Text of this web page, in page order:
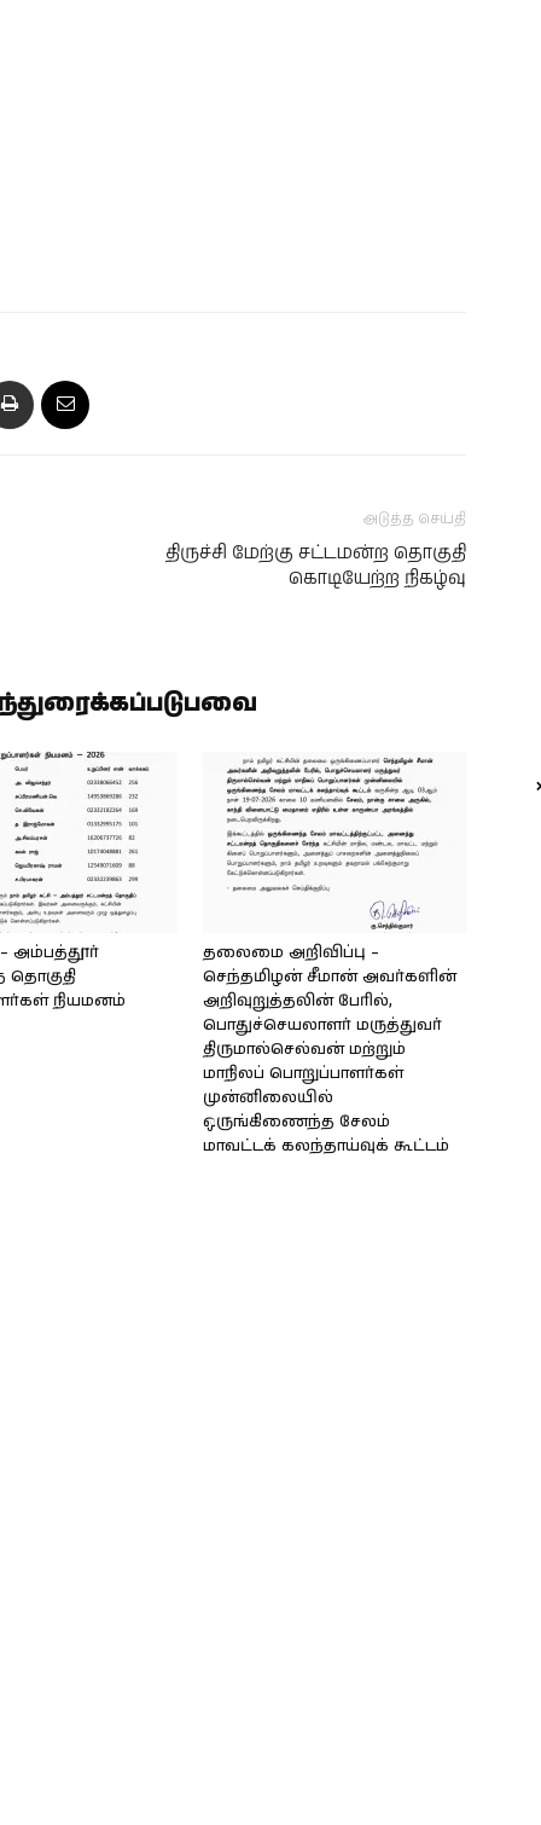
அடுத்த செய்தி
திருச்சி மேற்கு சட்டமன்ற தொகுதி
கொடியேற்ற நிகழ்வு
அம்பத்தூர்
நியமனம்
தலைமை அறிவிப்பு –
செந்தமிழன் சீமான் அவர்களின்
அறிவுறுத்தலின் பேரில்,
பொதுச்செயலாளர் மருத்துவர்
திருமால்செல்வன் மற்றும்
மாநிலப் பொறுப்பாளர்கள்
முன்னிலையில்
ஒருங்கிணைந்த சேலம்
மாவட்டக் கலந்தாய்வுக் கூட்டம்